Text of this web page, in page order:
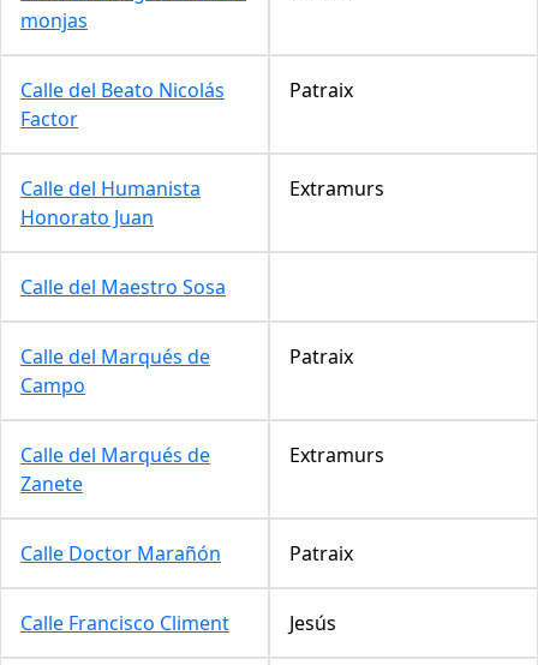
monjas
Calle del Beato Nicolás
Factor
Patraix
Calle del Humanista
Honorato Juan
Extramurs
Calle del Maestro Sosa
Calle del Marqués de
Campo
Patraix
Calle del Marqués de
Zanete
Extramurs
Calle Doctor Marañón Patraix
Calle Francisco Climent Jesús